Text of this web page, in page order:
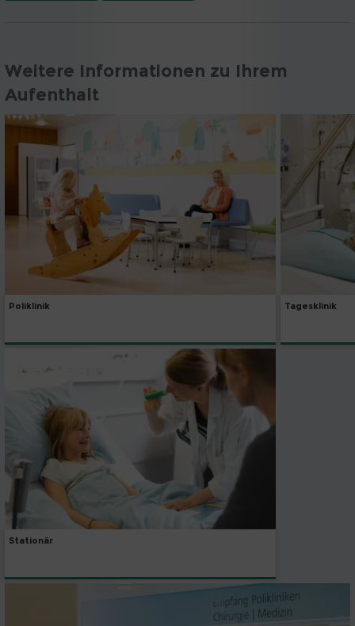
Weitere Informationen zu Ihrem
Aufenthalt
Poliklinik Tagesklinik
Stationär